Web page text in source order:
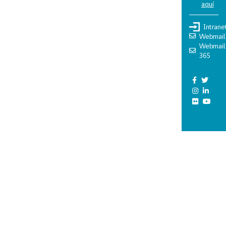
aquí
Webmail
Webmail
365